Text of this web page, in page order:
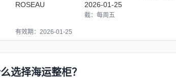
ROSEAU
2026-01-25
截：每周五
有效期：2026-01-25
选择海运整柜？